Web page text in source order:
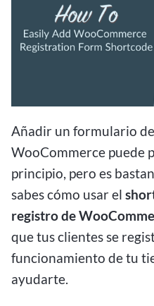
Añadir un formulario
WooCommerce puede
principio, pero es
sabes cómo usar el
registro de
que tus clientes se
funcionamiento de tu
ayudarte.